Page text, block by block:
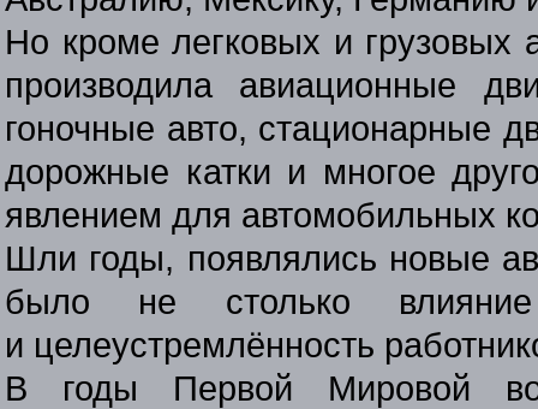
Но кроме легковых и грузовых
производила авиационные
гоночные авто, стационарные
дорожные катки и многое
явлением для автомобильных
Шли годы, появлялись новые
было не столько влияние
и целеустремлённость
В годы Первой Мировой